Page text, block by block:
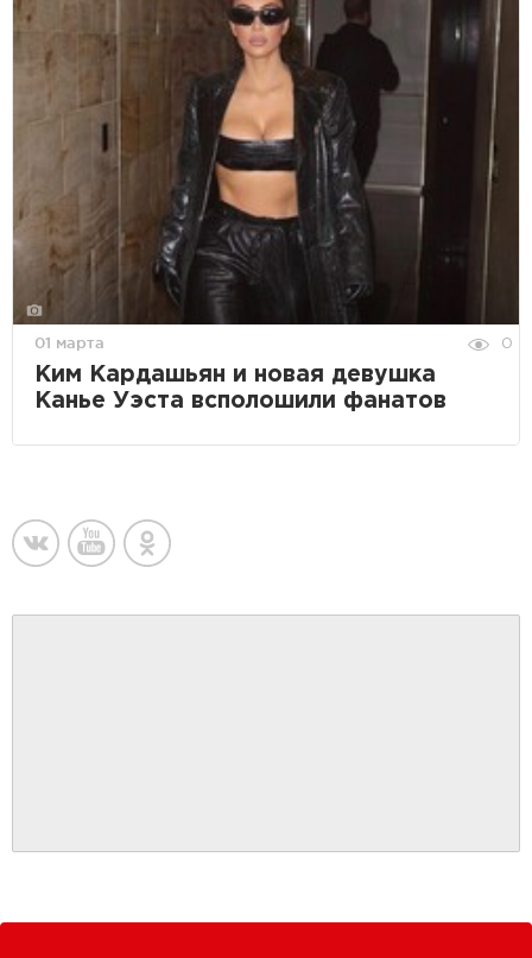
01 марта 0
Ким Кардашьян и новая девушка
Канье Уэста всполошили фанатов